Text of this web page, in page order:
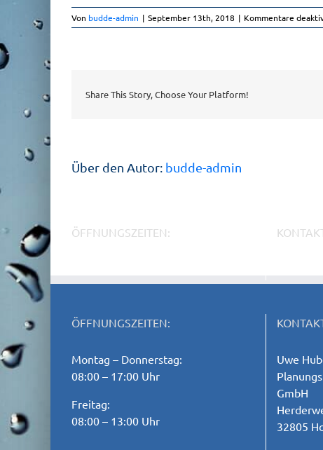
Von budde-admin | September 13th, 2018 | Kommentare
Share This Story, Choose Your Platform!
Über den Autor: budde-admin
ÖFFNUNGSZEITEN:
Montag – Donnerstag:
08:00 – 17:00 Uhr
Freitag:
08:00 – 13:00 Uhr
Uwe
GmbH
32805